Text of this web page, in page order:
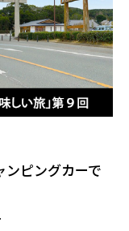
ンピングカーで